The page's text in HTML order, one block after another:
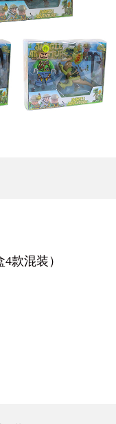
款混装）